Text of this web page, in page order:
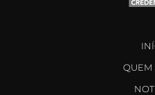
QUEM